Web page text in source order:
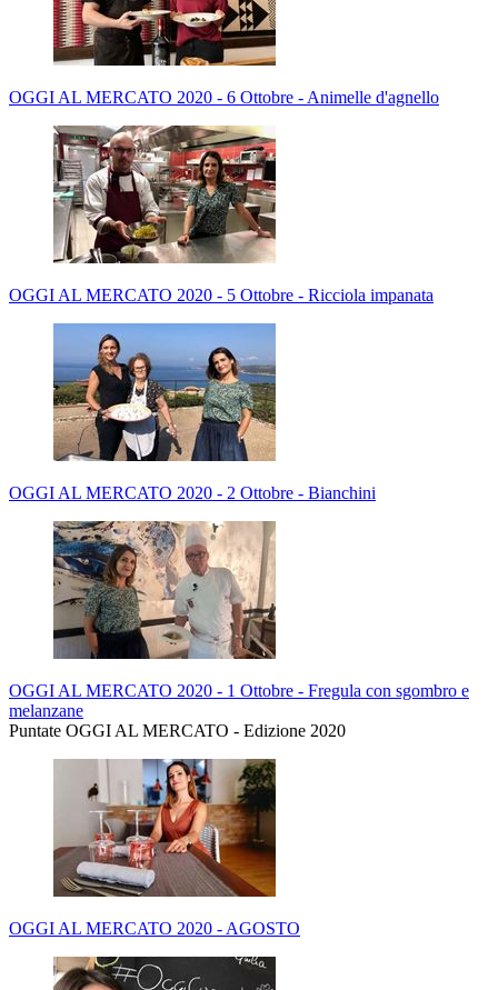
OGGI AL MERCATO 2020 - 6 Ottobre - Animelle d'agnello
OGGI AL MERCATO 2020 - 5 Ottobre - Ricciola impanata
OGGI AL MERCATO 2020 - 2 Ottobre - Bianchini
OGGI AL MERCATO 2020 - 1 Ottobre - Fregula con sgombro e
melanzane
Puntate OGGI AL MERCATO - Edizione 2020
OGGI AL MERCATO 2020 - AGOSTO